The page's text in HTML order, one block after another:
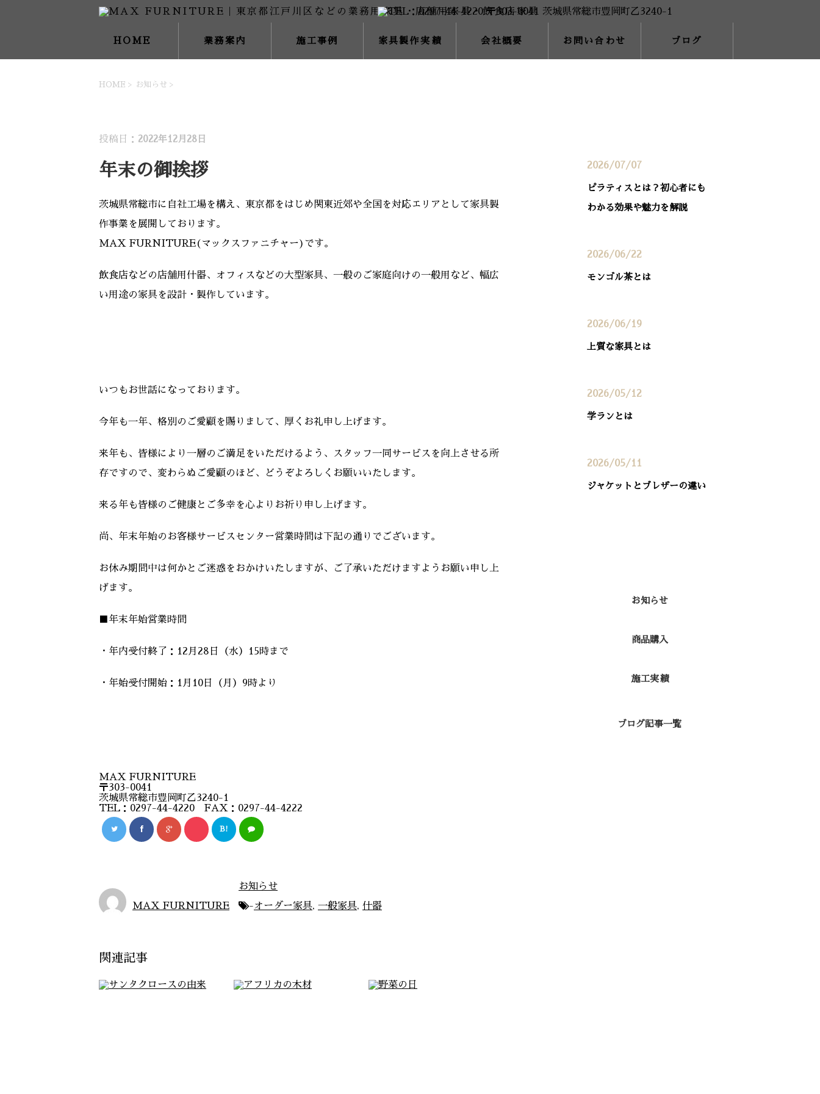
HOME 業務案内 施工事例 家具製作実績 会社概要 お問い合わせ ブログ
HOME > お知らせ >
投稿日： 2022年12月28日
年末の御挨拶
茨城県常総市に自社工場を構え、東京都をはじめ関東近郊や全国を対応エリアとして家具製
作事業を展開しております。
MAX FURNITURE(マックスファニチャー)です。
飲食店などの店舗用什器、オフィスなどの大型家具、一般のご家庭向けの一般用など、幅広
い用途の家具を設計・製作しています。
いつもお世話になっております。
今年も一年、格別のご愛顧を賜りまして、厚くお礼申し上げます。
来年も、皆様により一層のご満足をいただけるよう、スタッフ一同サービスを向上させる所
存ですので、変わらぬご愛顧のほど、どうぞよろしくお願いいたします。
来る年も皆様のご健康とご多幸を心よりお祈り申し上げます。
尚、年末年始のお客様サービスセンター営業時間は下記の通りでございます。
お休み期間中は何かとご迷惑をおかけいたしますが、ご了承いただけますようお願い申し上
げます。
■年末年始営業時間
・年内受付終了：12月28日（水）15時まで
・年始受付開始：1月10日（月）9時より
MAX FURNITURE
〒303-0041
茨城県常総市豊岡町乙3240-1
TEL：0297-44-4220 FAX：0297-44-4222
B!
MAX FURNITURE
お知らせ
-オーダー家具, 一般家具, 什器
関連記事
2026/07/07
ピラティスとは？初心者にも
わかる効果や魅力を解説
2026/06/22
モンゴル茶とは
2026/06/19
上質な家具とは
2026/05/12
学ランとは
2026/05/11
ジャケットとブレザーの違い
お知らせ
商品購入
施工実績
ブログ記事一覧